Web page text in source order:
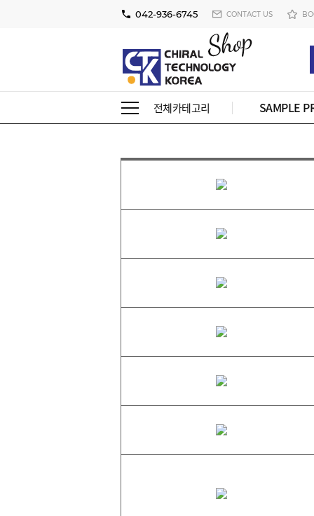
042-936-6745 CONTACT US
전체카테고리 SAMPLE